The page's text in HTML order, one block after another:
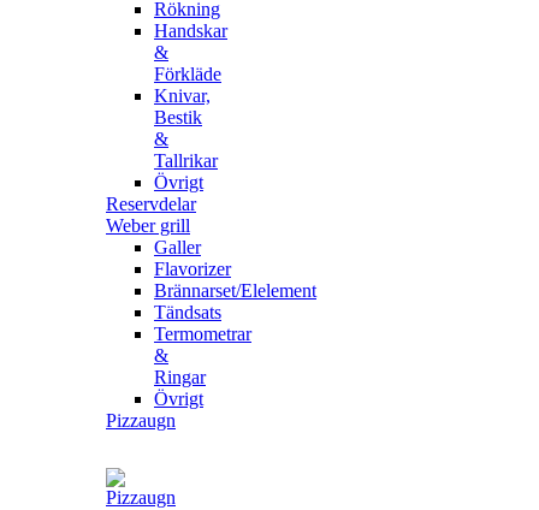
Rökning
Handskar
&
Förkläde
Knivar,
Bestik
&
Tallrikar
Övrigt
Reservdelar
Weber grill
Galler
Flavorizer
Brännarset/Elelement
Tändsats
Termometrar
&
Ringar
Övrigt
Pizzaugn